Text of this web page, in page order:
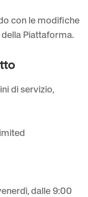
con le modifiche
Piattaforma.
di servizio,
dalle 9:00